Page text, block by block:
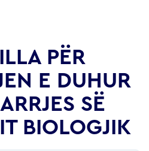
PËR
E DUHUR
SË
BIOLOGJIK